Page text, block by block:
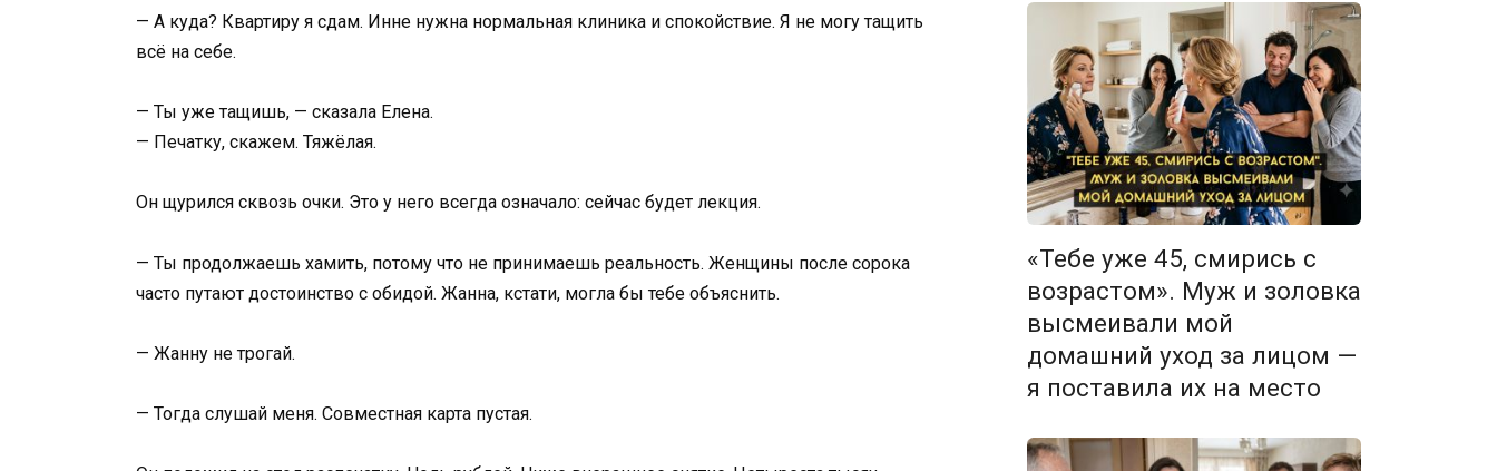
— А куда? Квартиру я сдам. Инне нужна нормальная клиника и спокойствие. Я не могу тащить
всё на себе.
— Ты уже тащишь, — сказала Елена.
— Печатку, скажем. Тяжёлая.
Он щурился сквозь очки. Это у него всегда означало: сейчас будет лекция.
— Ты продолжаешь хамить, потому что не принимаешь реальность. Женщины после сорока
часто путают достоинство с обидой. Жанна, кстати, могла бы тебе объяснить.
— Жанну не трогай.
— Тогда слушай меня. Совместная карта пустая.
«Тебе уже 45, смирись с
возрастом». Муж и золовка
высмеивали мой
домашний уход за лицом —
я поставила их на место